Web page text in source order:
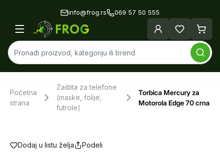
info@frog.rs 069 57 50 555
Početna
strana
Zaštita za telefone
(maske, folije,
futrole)
Torbica Mercury za
Motorola Edge 70 crna
Dodaj u listu želja Podeli